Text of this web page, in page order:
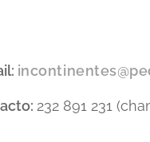
232 891 231